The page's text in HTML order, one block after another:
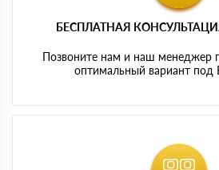
БЕСПЛАТНАЯ
Позвоните нам и наш менеджер
оптимальный вариант